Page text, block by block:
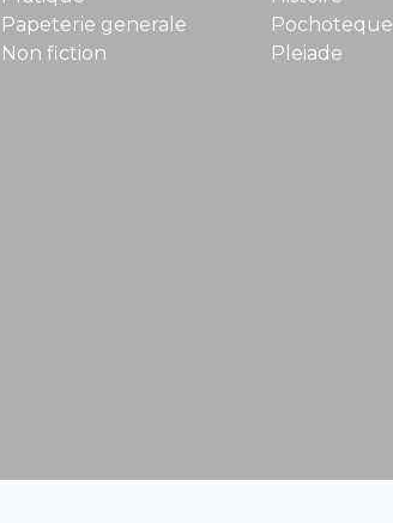
Papeterie generale
Non fiction
Pochoteque
Pleiade